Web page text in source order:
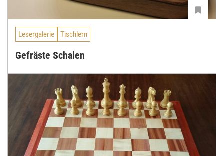
Lesergalerie Tischlern
Gefräste Schalen